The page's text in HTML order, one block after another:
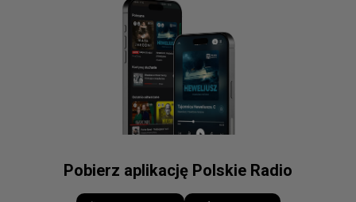
Pobierz aplikację Polskie Radio